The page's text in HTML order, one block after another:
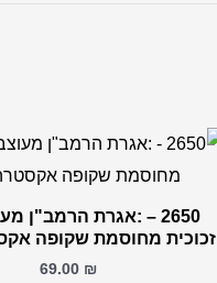
2650 – :אגרת הרמב"ן
זכוכית מחוסמת שקופה
69.00 ₪